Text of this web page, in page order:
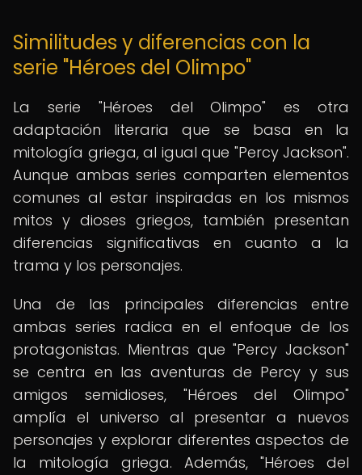
Similitudes y diferencias con la
serie "Héroes del Olimpo"
La serie "Héroes del Olimpo" es otra
adaptación literaria que se basa en la
mitología griega, al igual que "Percy Jackson".
Aunque ambas series comparten elementos
comunes al estar inspiradas en los mismos
mitos y dioses griegos, también presentan
diferencias significativas en cuanto a la
trama y los personajes.
Una de las principales diferencias entre
ambas series radica en el enfoque de los
protagonistas. Mientras que "Percy Jackson"
se centra en las aventuras de Percy y sus
amigos semidioses, "Héroes del Olimpo"
amplía el universo al presentar a nuevos
personajes y explorar diferentes aspectos de
la mitología griega. Además, "Héroes del